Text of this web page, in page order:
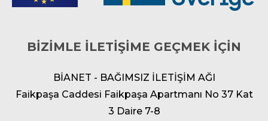
BİZİMLE İLETİŞİME GEÇMEK İÇİN
BİANET - BAĞIMSIZ İLETİŞİM AĞI
Faikpaşa Caddesi Faikpaşa Apartmanı No 37 Kat
3 Daire 7-8